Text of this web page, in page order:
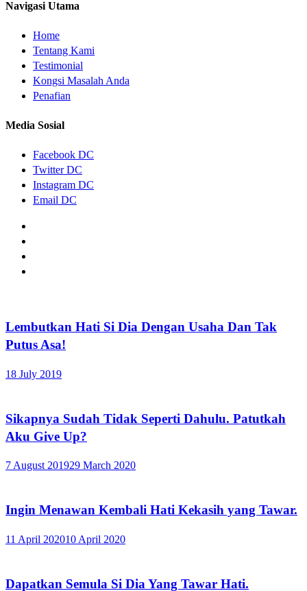
Navigasi Utama
Home
Tentang Kami
Testimonial
Kongsi Masalah Anda
Penafian
Media Sosial
Facebook DC
Twitter DC
Instagram DC
Email DC
Lembutkan Hati Si Dia Dengan Usaha Dan Tak
Putus Asa!
18 July 2019
Sikapnya Sudah Tidak Seperti Dahulu. Patutkah
Aku Give Up?
7 August 201929 March 2020
Ingin Menawan Kembali Hati Kekasih yang Tawar.
11 April 202010 April 2020
Dapatkan Semula Si Dia Yang Tawar Hati.